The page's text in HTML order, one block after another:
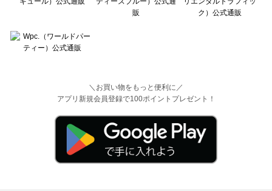
＼お買い物をもっと便利に／
アプリ新規会員登録で100ポイントプレゼント！